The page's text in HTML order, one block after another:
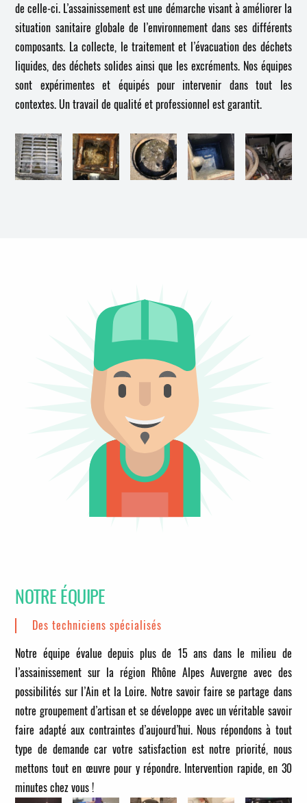
de celle-ci. L’assainissement est une démarche visant à améliorer la
situation sanitaire globale de l’environnement dans ses différents
composants. La collecte, le traitement et l’évacuation des déchets
liquides, des déchets solides ainsi que les excréments. Nos équipes
sont expérimentes et équipés pour intervenir dans tout les
contextes. Un travail de qualité et professionnel est garantit.
NOTRE ÉQUIPE
Des techniciens spécialisés
Notre équipe évalue depuis plus de 15 ans dans le milieu de
l’assainissement sur la région Rhône Alpes Auvergne avec des
possibilités sur l’Ain et la Loire. Notre savoir faire se partage dans
notre groupement d’artisan et se développe avec un véritable savoir
faire adapté aux contraintes d’aujourd’hui. Nous répondons à tout
type de demande car votre satisfaction est notre priorité, nous
mettons tout en œuvre pour y répondre. Intervention rapide, en 30
minutes chez vous !